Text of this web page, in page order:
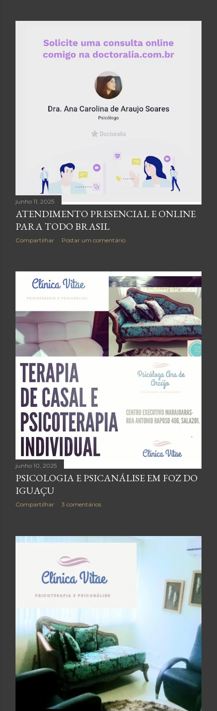
junho 11, 2025
ATENDIMENTO PRESENCIAL E ONLINE
PARA TODO BRASIL
Compartilhar Postar um comentário
junho 10, 2025
PSICOLOGIA E PSICANÁLISE EM FOZ DO
IGUAÇU
Compartilhar 3 comentários